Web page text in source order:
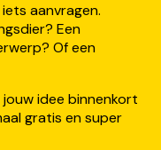
aanvragen.
Een
Of een
jouw idee binnenkort
gratis en super